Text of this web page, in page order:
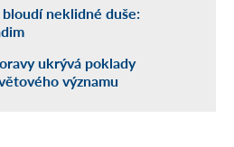
neklidné duše:
ukrývá poklady
významu